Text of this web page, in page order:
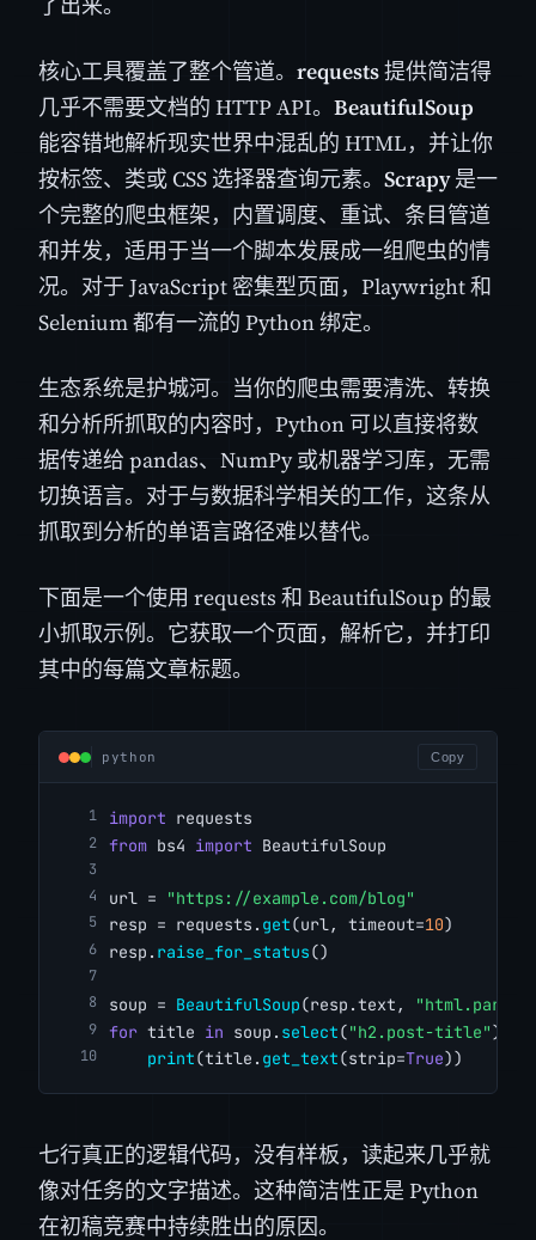
核心工具覆盖了整个管道。 requests提供简洁得
几乎不需要文档的 HTTP API。 BeautifulSoup
能容错地解析现实世界中混乱的 HTML，并让你
按标签、类或 CSS 选择器查询元素。 Scrapy是一
个完整的爬虫框架，内置调度、重试、条目管道
和并发，适用于当一个脚本发展成一组爬虫的情
况。对于 JavaScript 密集型页面，Playwright 和
Selenium 都有一流的 Python 绑定。
生态系统是护城河。当你的爬虫需要清洗、转换
和分析所抓取的内容时，Python 可以直接将数
据传递给 pandas、NumPy 或机器学习库，无需
切换语言。对于与数据科学相关的工作，这条从
抓取到分析的单语言路径难以替代。
下面是一个使用 requests 和 BeautifulSoup 的最
小抓取示例。它获取一个页面，解析它，并打印
其中的每篇文章标题。
python Copy
import requests
from bs4 import BeautifulSoup
url =
"https://example.com/blog"
resp = requests. get(url, timeout=10)
resp. raise_for_status()
soup = BeautifulSoup(resp.text,
for title in soup. select("h2.post-title"):
print(title. get_text(strip=True))
七行真正的逻辑代码，没有样板，读起来几乎就
像对任务的文字描述。这种简洁性正是 Python
在初稿竞赛中持续胜出的原因。